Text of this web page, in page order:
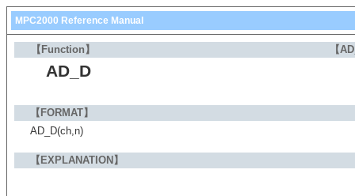
MPC2000 Reference Manual
【Function】 【
AD_D
【FORMAT】
AD_D(ch,n)
【EXPLANATION】